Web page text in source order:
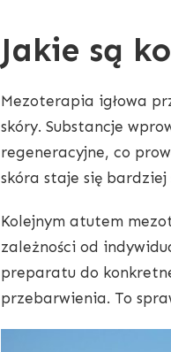
Jakie są
Mezoterapia igłowa
skóry. Substancje
regeneracyjne, co
skóra staje się
Kolejnym atutem
zależności od
preparatu do
przebarwienia. To